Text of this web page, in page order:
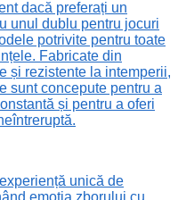
dacă preferați un
unul dublu pentru jocuri
potrivite pentru toate
Fabricate din
și rezistente la intemperii,
sunt concepute pentru a
și pentru a oferi
unică de
emoția zborului cu